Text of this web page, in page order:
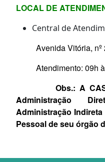
LOCAL DE
Central de
Avenida Vitória,
Atendimento: 09h
Obs.: A
Administração
Administração
Pessoal de seu órgão